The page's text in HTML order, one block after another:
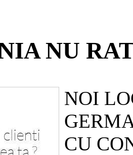
NU
NOI
CU